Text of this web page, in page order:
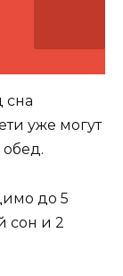
сна
уже могут
обед.
до 5
сон и 2